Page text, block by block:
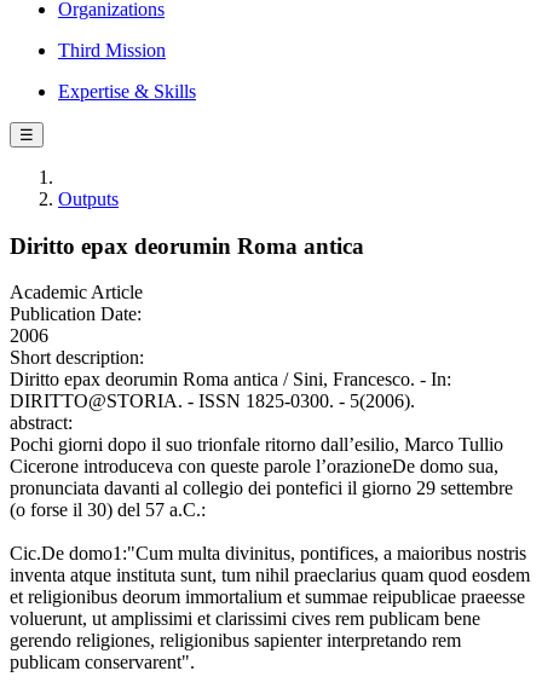
Organizations
Third Mission
Expertise & Skills
☰
Outputs
Diritto epax deorumin Roma antica
Academic Article
Publication Date:
2006
Short description:
Diritto epax deorumin Roma antica / Sini, Francesco. - In:
DIRITTO@STORIA. - ISSN 1825-0300. - 5(2006).
abstract:
Pochi giorni dopo il suo trionfale ritorno dall’esilio, Marco Tullio
Cicerone introduceva con queste parole l’orazioneDe domo sua,
pronunciata davanti al collegio dei pontefici il giorno 29 settembre
(o forse il 30) del 57 a.C.:
Cic.De domo1:"Cum multa divinitus, pontifices, a maioribus nostris
inventa atque instituta sunt, tum nihil praeclarius quam quod eosdem
et religionibus deorum immortalium et summae reipublicae praeesse
voluerunt, ut amplissimi et clarissimi cives rem publicam bene
gerendo religiones, religionibus sapienter interpretando rem
publicam conservarent".